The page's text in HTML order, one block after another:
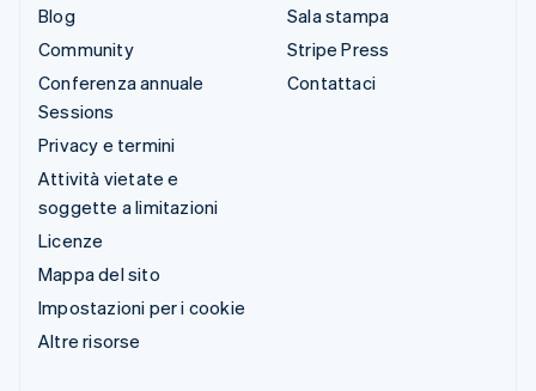
Blog
Community
Conferenza annuale
Sessions
Privacy e termini
Attività vietate e
soggette a limitazioni
Licenze
Mappa del sito
Impostazioni per i cookie
Altre risorse
Sala stampa
Stripe Press
Contattaci